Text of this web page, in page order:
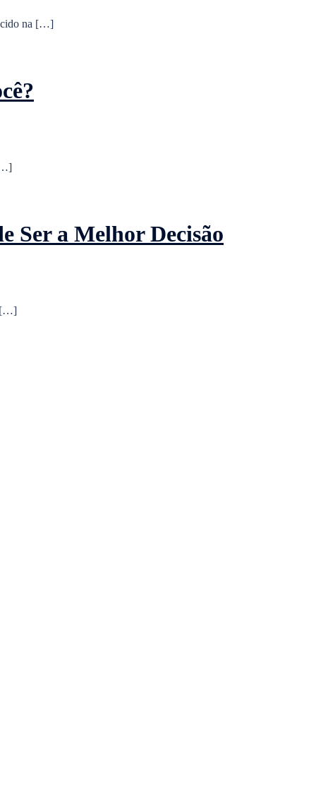
na […]
Ser a Melhor Decisão
[…]